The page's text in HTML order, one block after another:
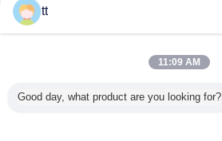
LebihDitangguhkan akses Platform
Alloy /
Disesuaikan
Sementara
tt
11:09 AM
Good day, what product are you looking for?